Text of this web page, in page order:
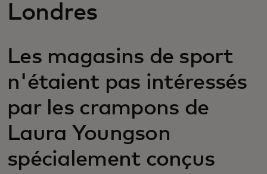
Londres
Les magasins de sport
n'étaient pas intéressés
par les crampons de
Laura Youngson
spécialement conçus